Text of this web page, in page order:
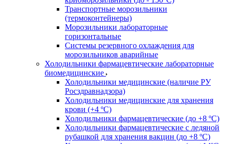
Транспортные морозильники
(термоконтейнеры)
Морозильники лабораторные
горизонтальные
Системы резервного охлаждения для
морозильников аварийные
Холодильники фармацевтические лабораторные
биомедицинские
Холодильники медицинские (наличие РУ
Росздравнадзора)
Холодильники медицинские для хранения
крови (+4 ºС)
Холодильники фармацевтические (до +8 ºС)
Холодильники фармацевтические с ледяной
рубашкой для хранения вакцин (до +8 ºС)